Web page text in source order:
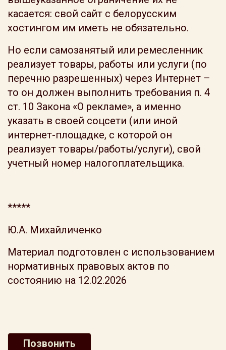
касается: свой сайт с белорусским
хостингом им иметь не обязательно.
Но если самозанятый или ремесленник
реализует товары, работы или услуги (по
перечню разрешенных) через Интернет –
то он должен выполнить требования п. 4
ст. 10 Закона «О рекламе», а именно
указать в своей соцсети (или иной
интернет-площадке, с которой он
реализует товары/работы/услуги), свой
учетный номер налогоплательщика.
*****
Ю.А. Михайличенко
Материал подготовлен с использованием
нормативных правовых актов по
состоянию на 12.02.2026
Позвонить